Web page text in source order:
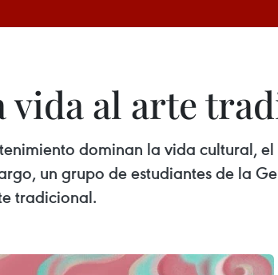
vida al arte
dominan la vida cultural,
un grupo de estudiantes de la
tradicional.